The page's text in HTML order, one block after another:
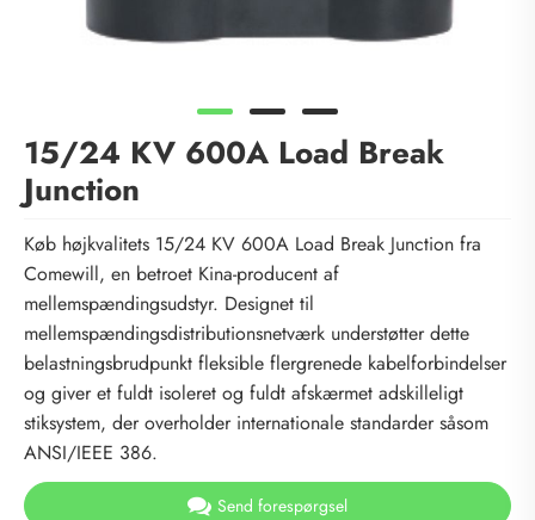
15/24 KV 600A Load Break
Junction
Køb højkvalitets 15/24 KV 600A Load Break Junction fra
Comewill, en betroet Kina-producent af
mellemspændingsudstyr. Designet til
mellemspændingsdistributionsnetværk understøtter dette
belastningsbrudpunkt fleksible flergrenede kabelforbindelser
og giver et fuldt isoleret og fuldt afskærmet adskilleligt
stiksystem, der overholder internationale standarder såsom
ANSI/IEEE 386.
Send forespørgsel